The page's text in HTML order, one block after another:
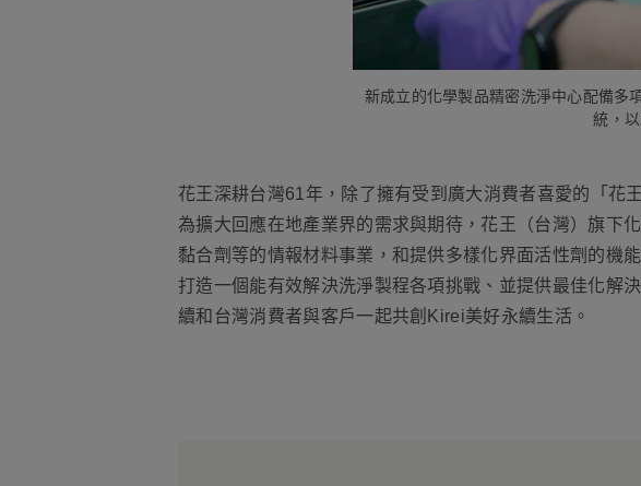
新成立的化學製品精密洗淨中心配備多
統，
花王深耕台灣61年，除了擁有受到廣大消費者喜愛的「花
為擴大回應在地產業界的需求與期待，花王（台灣）旗下
黏合劑等的情報材料事業，和提供多樣化界面活性劑的機
打造一個能有效解決洗淨製程各項挑戰、並提供最佳化解
續和台灣消費者與客戶一起共創Kirei美好永續生活。